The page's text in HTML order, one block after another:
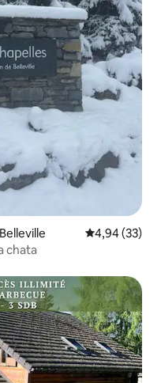
Priemerné
4,94 (33)
chata